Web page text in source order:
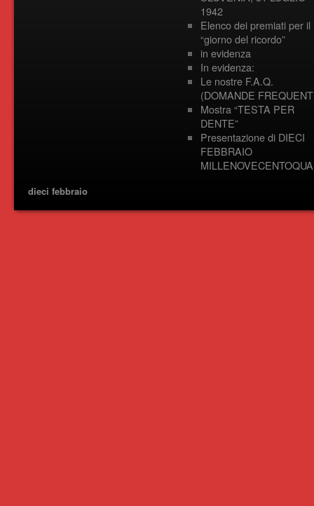
1942
Elenco dei premiati per il
“giorno del ricordo”
in evidenza
In evidenza:
Le nostre F.A.Q.
(DOMANDE
Mostra “TESTA PER
DENTE”
Presentazione di DIECI
FEBBRAIO
dieci febbraio